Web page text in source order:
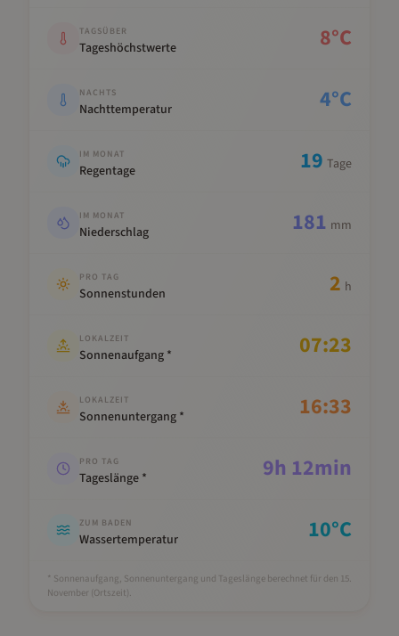
TAGSÜBER
Tageshöchstwerte 8°C
NACHTS
Nachttemperatur 4°C
IM MONAT
Regentage 19 Tage
IM MONAT
Niederschlag 181 mm
PRO TAG
Sonnenstunden 2 h
LOKALZEIT
Sonnenaufgang * 07:23
LOKALZEIT
Sonnenuntergang * 16:33
PRO TAG
Tageslänge * 9h 12min
ZUM BADEN
Wassertemperatur 10°C
* Sonnenaufgang, Sonnenuntergang und Tageslänge berechnet für den 15.
November (Ortszeit).